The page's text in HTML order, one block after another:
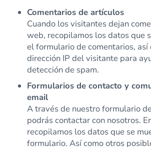
Comentarios de artículos
Cuando los visitantes dejan
web, recopilamos los datos que
el formulario de comentarios, así
dirección IP del visitante para
detección de spam.
Formularios de contacto y
email
A través de nuestro formulario
podrás contactar con nosotros.
recopilamos los datos que se
formulario. Así como otros